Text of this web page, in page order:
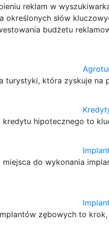
reklam w
słów
budżetu
turystyki, która zyskuje na
hipotecznego to
do wykonania
zębowych to